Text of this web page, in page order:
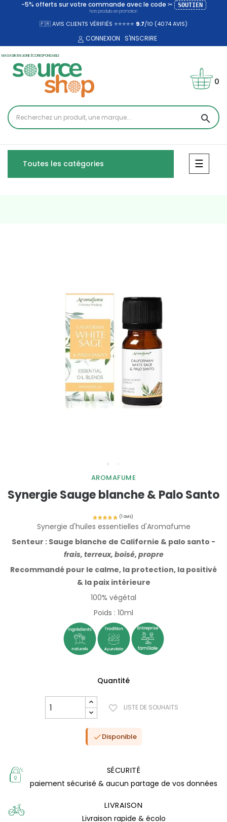
-5% offerts sur votre commande avec le code ✂ SOUTIEN
hors produits en promotion
🇫🇷 AVIS CLIENTS VÉRIFIÉS ⭐⭐⭐⭐⭐ 9.7/10 (4074AVIS)
CONNEXION S'INSCRIRE
MAGASIN EN LIGNE ÉCORESPONSABLE
search
0
Toutes les catégories ☰
AROMAFUME
Synergie Sauge blanche & Palo Santo
Synergie d'huiles essentielles d'Aromafume
Senteur : Sauge blanche de Californie & palo santo -
frais, terreux, boisé, propre
Recommandé pour le calme, la protection, la positivé
& la paix intérieure
100% végétal
Poids : 10ml
Quantité
LISTE DE SOUHAITS
Disponible
SÉCURITÉ
paiement sécurisé & aucun partage de vos données
LIVRAISON
Livraison rapide & écolo